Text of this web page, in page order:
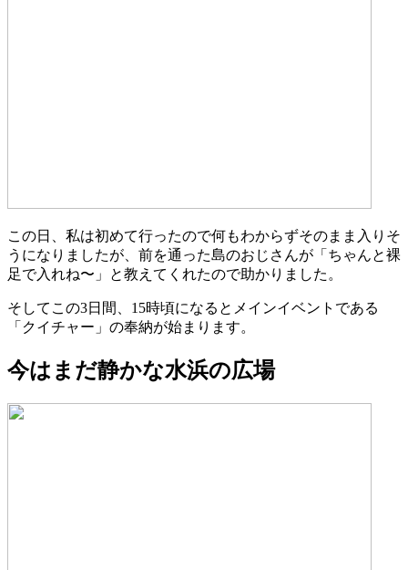
この日、私は初めて行ったので何もわからずそのまま入りそ
うになりましたが、前を通った島のおじさんが「ちゃんと裸
足で入れね〜」と教えてくれたので助かりました。
そしてこの3日間、15時頃になるとメインイベントである
「クイチャー」の奉納が始まります。
今はまだ静かな水浜の広場